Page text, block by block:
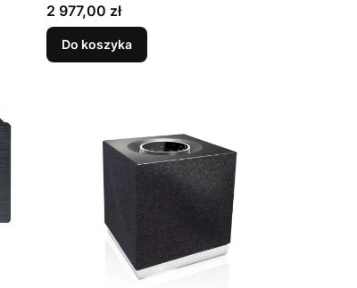
Cena
2 977,00 zł
Do koszyka